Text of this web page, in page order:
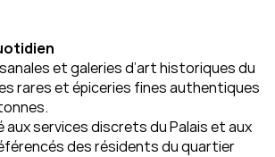
et galeries d’art historiques du
rares et épiceries fines authentiques
aux services discrets du Palais et aux
des résidents du quartier